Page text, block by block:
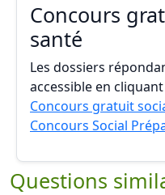
Concours
santé
Les dossiers
accessible en
Concours gratuit
Concours Social
Questions